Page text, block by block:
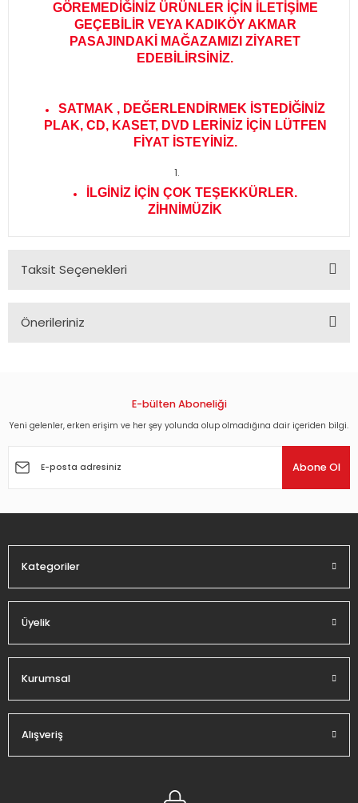
GÖREMEDİĞİNİZ ÜRÜNLER İÇİN İLETİŞİME
GEÇEBİLİR VEYA KADIKÖY AKMAR
PASAJINDAKİ MAĞAZAMIZI ZİYARET
EDEBİLİRSİNİZ.
SATMAK , DEĞERLENDİRMEK İSTEDİĞİNİZ
PLAK, CD, KASET, DVD LERİNİZ İÇİN LÜTFEN
FİYAT İSTEYİNİZ.
İLGİNİZ İÇİN ÇOK TEŞEKKÜRLER.
ZİHNİMÜZİK
Taksit Seçenekleri
Önerileriniz
Görüş ve önerileriniz için teşekkür ederiz.
Ürün açıklamasında eksik bilgiler bulunuyor.
Ürün fiyatı diğer sitelerden daha pahalı.
E-bülten Aboneliği
Yeni gelenler, erken erişim ve her şey yolunda olup olmadığına dair içeriden bilgi.
Abone Ol
Kategoriler
Üyelik
Kurumsal
Alışveriş